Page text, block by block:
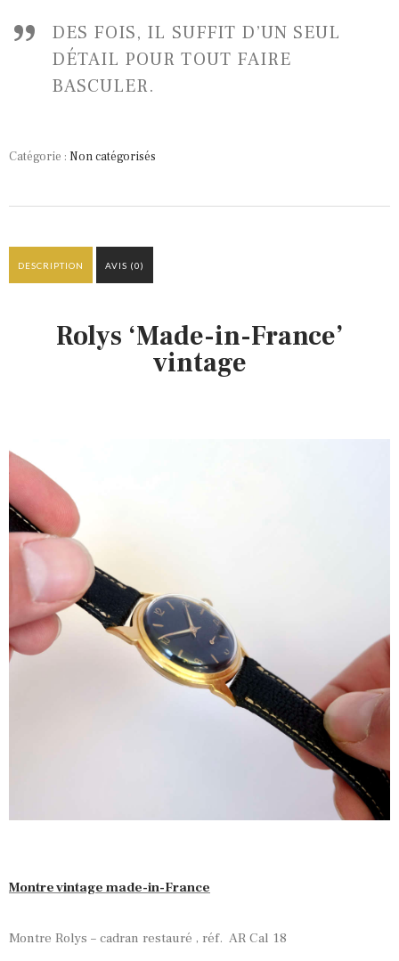
DES FOIS, IL SUFFIT D’UN SEUL
DÉTAIL POUR TOUT FAIRE
BASCULER.
Catégorie : Non catégorisés
DESCRIPTION AVIS (0)
Rolys ‘Made-in-France’
vintage
Montre vintage made-in-France
Montre Rolys – cadran restauré , réf. AR Cal 18